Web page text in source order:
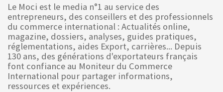
Le Moci est le media n°1 au service des
entrepreneurs, des conseillers et des professionnels
du commerce international : Actualités online,
magazine, dossiers, analyses, guides pratiques,
réglementations, aides Export, carrières... Depuis
130 ans, des générations d'exportateurs français
font confiance au Moniteur du Commerce
International pour partager informations,
ressources et expériences.